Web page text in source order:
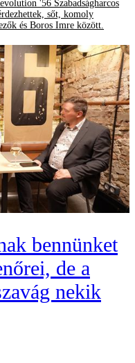
'56 Szabadságharcos
sőt, komoly
és Boros Imre között.
bennünket
de a
nekik